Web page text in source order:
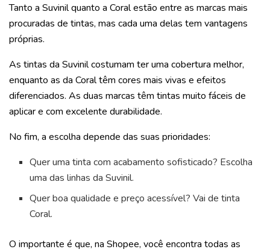
Tanto a Suvinil quanto a Coral estão entre as marcas mais
procuradas de tintas, mas cada uma delas tem vantagens
próprias.
As tintas da Suvinil costumam ter uma cobertura melhor,
enquanto as da Coral têm cores mais vivas e efeitos
diferenciados. As duas marcas têm tintas muito fáceis de
aplicar e com excelente durabilidade.
No fim, a escolha depende das suas prioridades:
Quer uma tinta com acabamento sofisticado? Escolha
uma das linhas da Suvinil.
Quer boa qualidade e preço acessível? Vai de tinta
Coral.
O importante é que, na Shopee, você encontra todas as